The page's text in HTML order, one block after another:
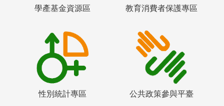
學產基金資源區 教育消費者保護專區
性別統計專區 公共政策參與平臺